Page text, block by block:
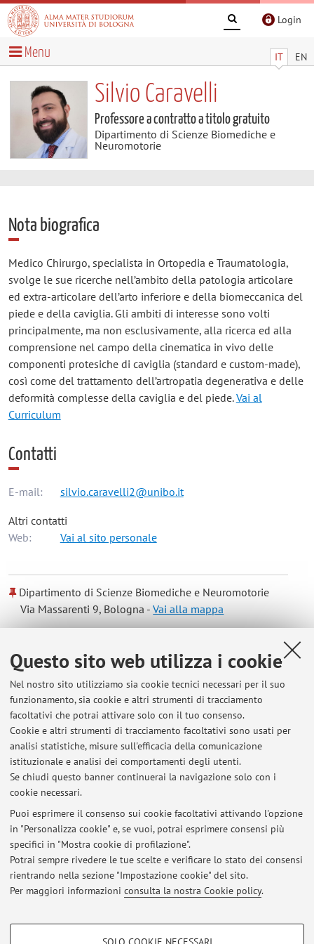
Questo sito web utilizza i cookie
Nel nostro sito utilizziamo sia cookie tecnici necessari per il suo
funzionamento, sia cookie e altri strumenti di tracciamento
facoltativi che potrai attivare solo con il tuo consenso.
Cookie e altri strumenti di tracciamento facoltativi sono usati per
analisi statistiche, misure sull'efficacia della comunicazione
istituzionale e analisi dei comportamenti degli utenti.
Se chiudi questo banner continuerai la navigazione solo con i
cookie necessari.
Puoi esprimere il consenso sui cookie facoltativi attivando l'opzione
in "Personalizza cookie" e, se vuoi, potrai esprimere consensi più
specifici in "Mostra cookie di profilazione".
Potrai sempre rivedere le tue scelte e verificare lo stato dei consensi
rientrando nella sezione "Impostazione cookie" del sito.
Per maggiori informazioni consulta la nostra Cookie policy.
COOKIE DI PROFILAZIONE - FACOLTATIVI
Login
IT EN
Menu
Silvio Caravelli
Professore a contratto a titolo gratuito
Dipartimento di Scienze Biomediche e
Neuromotorie
Nota biografica
Medico Chirurgo, specialista in Ortopedia e Traumatologia,
svolge le sue ricerche nell’ambito della patologia articolare
ed extra-articolare dell’arto inferiore e della biomeccanica del
piede e della caviglia. Gli ambiti di interesse sono volti
principalmente, ma non esclusivamente, alla ricerca ed alla
comprensione nel campo della cinematica in vivo delle
componenti protesiche di caviglia (standard e custom-made),
così come del trattamento dell’artropatia degenerativa e delle
deformità complesse della caviglia e del piede.Vai al
Curriculum
Contatti
E-mail: silvio.caravelli2@unibo.it
Altri contatti
Web:
Vai al sito personale
Dipartimento di Scienze Biomediche e Neuromotorie
Via Massarenti 9, Bologna -Vai alla mappa
Risorse in rete
ORCID
Orario di ricevimento
Orari da concordare via e-mail
Ultimi avvisi
Al momento non sono presenti avvisi.